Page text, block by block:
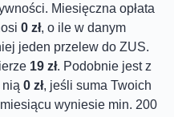
Miesięczna opłata
0 zł, o ile w danym
jeden przelew do ZUS.
19 zł. Podobnie jest z
nią 0 zł, jeśli suma Twoich
wyniesie min. 200